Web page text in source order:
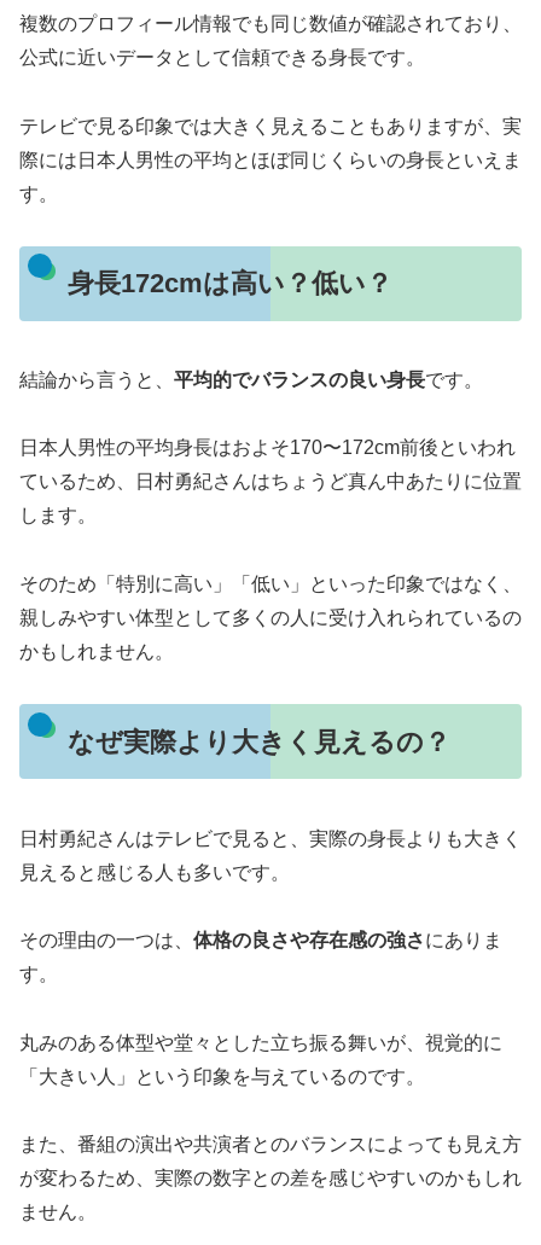
複数のプロフィール情報でも同じ数値が確認されており、
公式に近いデータとして信頼できる身長です。
テレビで見る印象では大きく見えることもありますが、実
際には日本人男性の平均とほぼ同じくらいの身長といえま
す。
身長172cmは高い？低い？
結論から言うと、 平均的でバランスの良い身長です。
日本人男性の平均身長はおよそ170〜172cm前後といわれ
ているため、日村勇紀さんはちょうど真ん中あたりに位置
します。
そのため「特別に高い」「低い」といった印象ではなく、
親しみやすい体型として多くの人に受け入れられているの
かもしれません。
なぜ実際より大きく見えるの？
日村勇紀さんはテレビで見ると、実際の身長よりも大きく
見えると感じる人も多いです。
その理由の一つは、 体格の良さや存在感の強さにありま
す。
丸みのある体型や堂々とした立ち振る舞いが、視覚的に
「大きい人」という印象を与えているのです。
また、番組の演出や共演者とのバランスによっても見え方
が変わるため、実際の数字との差を感じやすいのかもしれ
ません。